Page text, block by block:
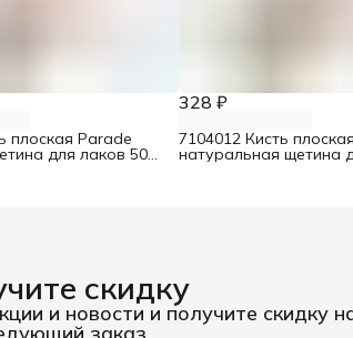
плоская Parade
для лаков 50
328 ₽
7104012 Кисть
натуральная щетина
скидку
и новости и получите скидку